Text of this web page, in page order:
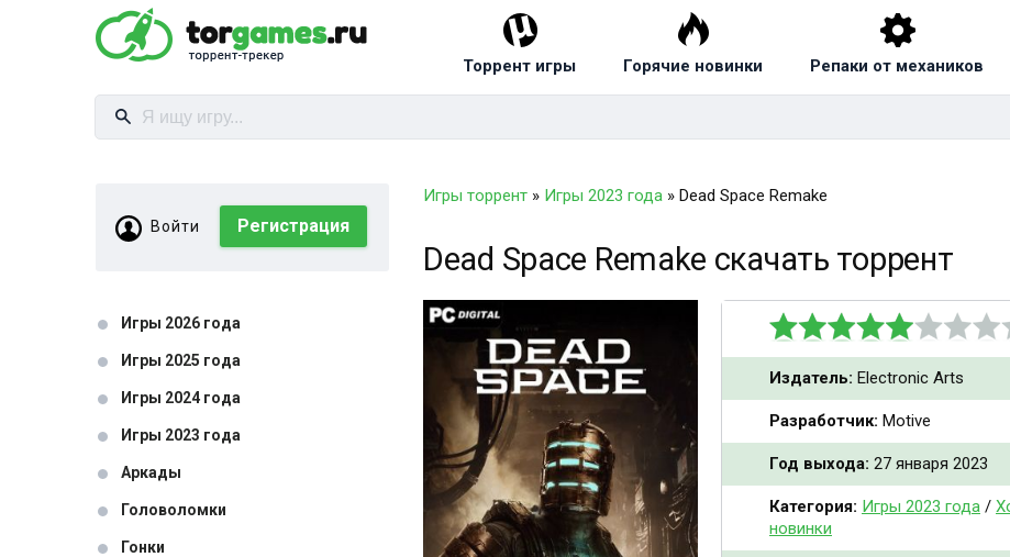
Торрент игры Горячие новинки Репаки от механиков
Войти Регистрация
Игры 2026 года
Игры 2025 года
Игры 2024 года
Игры 2023 года
Аркады
Головоломки
Гонки
Игры торрент » Игры 2023 года » Dead Space Remake
Dead Space Remake скачать торрент
Издатель: Electronic Arts
Разработчик: Motive
Год выхода: 27 января 2023
Категория: Игры 2023 года /
новинки